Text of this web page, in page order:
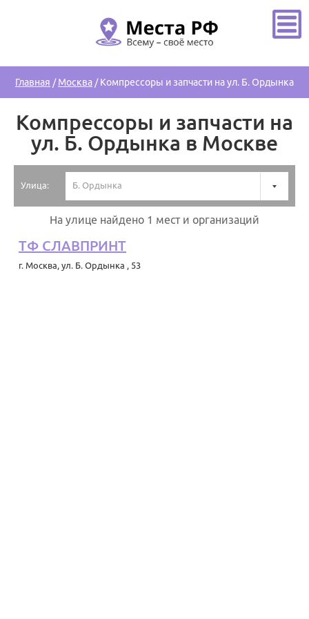
Главная /Москва /Компрессоры и запчасти на ул. Б. Ордынка
Компрессоры и запчасти на
ул. Б. Ордынка в Москве
Улица: Б. Ордынка
На улице найдено 1 мест и организаций
ТФ СЛАВПРИНТ
г. Москва, ул. Б. Ордынка , 53